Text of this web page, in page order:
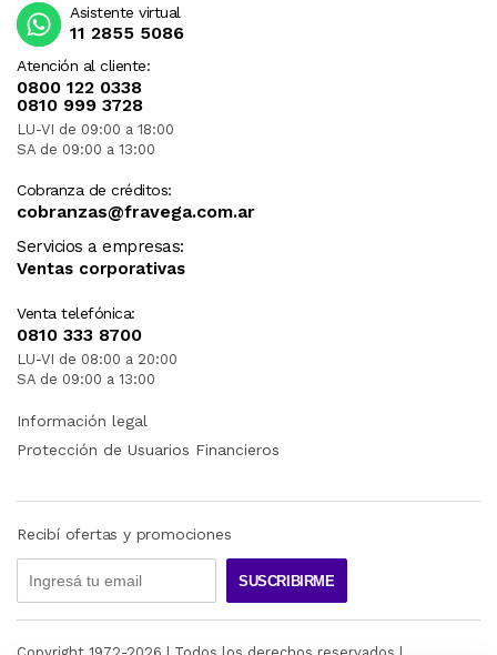
Atención al cliente:
0800 122 0338
0810 999 3728
LU-VI de 09:00 a 18:00
SA de 09:00 a 13:00
Cobranza de créditos:
cobranzas@fravega.com.ar
Servicios a empresas:
Ventas corporativas
Venta telefónica:
0810 333 8700
LU-VI de 08:00 a 20:00
SA de 09:00 a 13:00
Asistente virtual
11 2855 5086
Información legal
Protección de Usuarios Financieros
Recibí ofertas y promociones
SUSCRIBIRME